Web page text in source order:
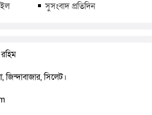
সুসংবাদ প্রতিদিন
সিলেট।